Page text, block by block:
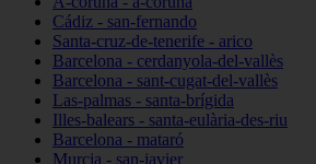
Cádiz - san-fernando
Santa-cruz-de-tenerife - arico
Barcelona - cerdanyola-del-vallès
Barcelona - sant-cugat-del-vallès
Las-palmas - santa-brígida
Illes-balears - santa-eulària-des-riu
Barcelona - mataró
Murcia - san-javier